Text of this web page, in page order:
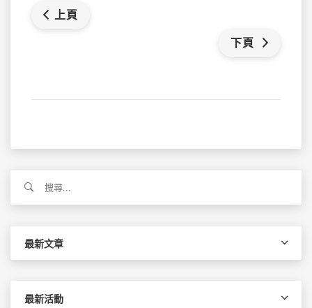
上頁
下頁
關
最新文章
最新活動